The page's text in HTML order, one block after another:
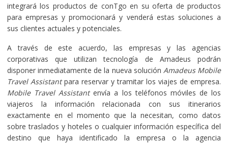
integrará los productos de conTgo en su oferta de productos
para empresas y promocionará y venderá estas soluciones a
sus clientes actuales y potenciales.
A través de este acuerdo, las empresas y las agencias
corporativas que utilizan tecnología de Amadeus podrán
disponer inmediatamente de la nueva solución Amadeus Mobile
Travel Assistantpara reservar y tramitar los viajes de empresa.
Mobile Travel Assistantenvía a los teléfonos móviles de los
viajeros la información relacionada con sus itinerarios
exactamente en el momento que la necesitan, como datos
sobre traslados y hoteles o cualquier información específica del
destino que haya identificado la empresa o la agencia